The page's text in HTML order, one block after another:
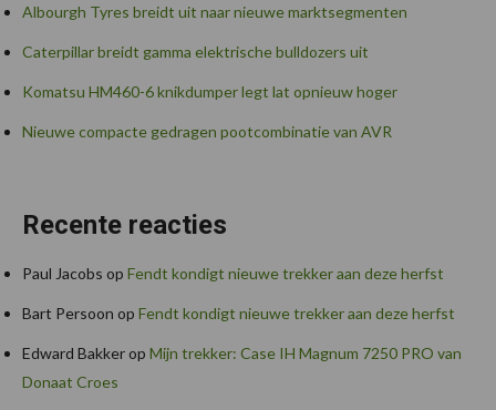
Albourgh Tyres breidt uit naar nieuwe marktsegmenten
Caterpillar breidt gamma elektrische bulldozers uit
Komatsu HM460-6 knikdumper legt lat opnieuw hoger
Nieuwe compacte gedragen pootcombinatie van AVR
Recente reacties
Paul Jacobs op Fendt kondigt nieuwe trekker aan deze herfst
Bart Persoon op Fendt kondigt nieuwe trekker aan deze herfst
Edward Bakkerop Mijn trekker: Case IH Magnum 7250 PRO van
Donaat Croes